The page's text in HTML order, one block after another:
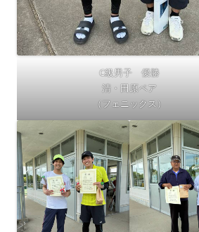
C級男子 優勝
清・田原ペア
（フェニックス）